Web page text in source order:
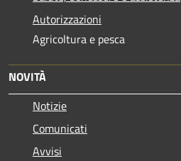
Autorizzazioni
Agricoltura e pesca
NOVITÀ
Notizie
Comunicati
Avvisi